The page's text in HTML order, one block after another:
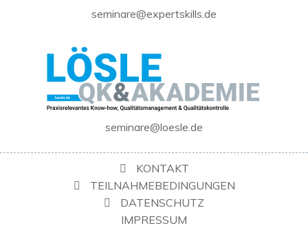
seminare@expertskills.de
seminare@loesle.de
KONTAKT
TEILNAHMEBEDINGUNGEN
DATENSCHUTZ
IMPRESSUM